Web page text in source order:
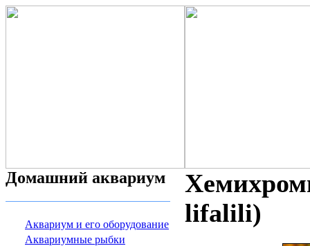
Домашний аквариум
Аквариум и его оборудование
Аквариумные рыбки
lifalili)